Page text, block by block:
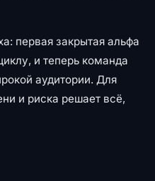
первая закрытая альфа
и теперь команда
аудитории. Для
и риска решает всё,